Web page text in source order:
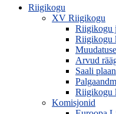
Riigikogu
XV Riigikogu
Riigikogu
Riigikogu
Arvud
Saali plaan
Riigikogu
Komisjonid